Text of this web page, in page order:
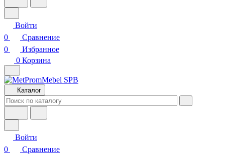
Войти
0
Сравнение
0
Избранное
0 Корзина
Каталог
Войти
0
Сравнение